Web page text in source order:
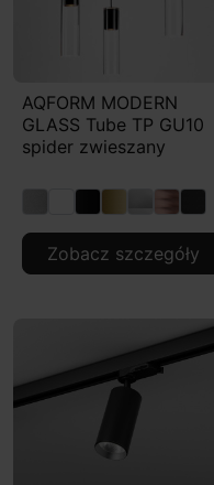
AQFORM MODERN
GLASS Tube TP GU10
spider zwieszany
Zobacz szczegóły